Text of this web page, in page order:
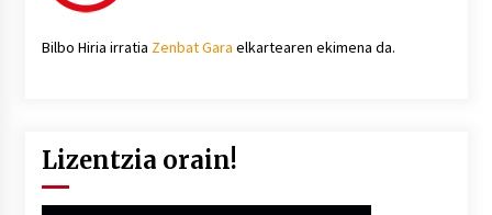
Bilbo Hiria irratia Zenbat Gara elkartearen ekimena da.
Lizentzia orain!